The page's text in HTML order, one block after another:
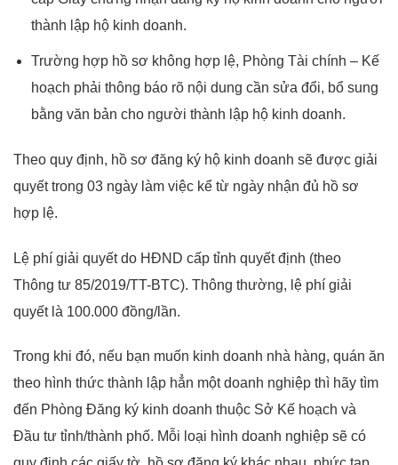
thành lập hộ kinh doanh.
Trường hợp hồ sơ không hợp lệ, Phòng Tài chính – Kế
hoạch phải thông báo rõ nội dung cần sửa đổi, bổ sung
bằng văn bản cho người thành lập hộ kinh doanh.
Theo quy định, hồ sơ đăng ký hộ kinh doanh sẽ được giải
quyết trong 03 ngày làm việc kể từ ngày nhận đủ hồ sơ
hợp lệ.
Lệ phí giải quyết do HĐND cấp tỉnh quyết định (theo
Thông tư 85/2019/TT-BTC). Thông thường, lệ phí giải
quyết là 100.000 đồng/lần.
Trong khi đó, nếu bạn muốn kinh doanh nhà hàng, quán ăn
theo hình thức thành lập hẳn một doanh nghiệp thì hãy tìm
đến Phòng Đăng ký kinh doanh thuộc Sở Kế hoạch và
Đầu tư tỉnh/thành phố. Mỗi loại hình doanh nghiệp sẽ có